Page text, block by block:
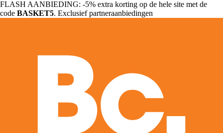
FLASH AANBIEDING: -5% extra korting op de hele site met de
code BASKET5. Exclusief partneraanbiedingen